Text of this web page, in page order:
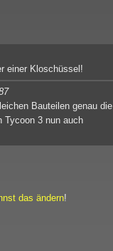
einer Kloschüssel!
Bauteilen genau die
Tycoon 3 nun auch
das ändern!